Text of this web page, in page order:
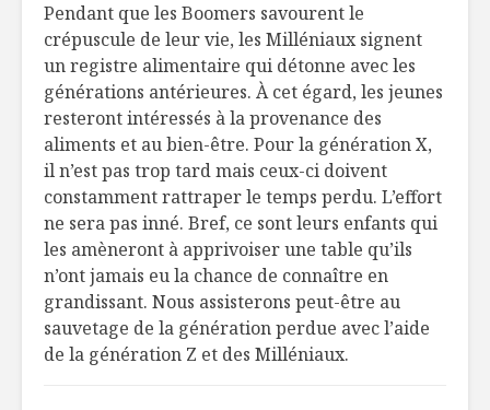
Pendant que les Boomers savourent le
crépuscule de leur vie, les Milléniaux signent
un registre alimentaire qui détonne avec les
générations antérieures. À cet égard, les jeunes
resteront intéressés à la provenance des
aliments et au bien-être. Pour la génération X,
il n’est pas trop tard mais ceux-ci doivent
constamment rattraper le temps perdu. L’effort
ne sera pas inné. Bref, ce sont leurs enfants qui
les amèneront à apprivoiser une table qu’ils
n’ont jamais eu la chance de connaître en
grandissant. Nous assisterons peut-être au
sauvetage de la génération perdue avec l’aide
de la génération Z et des Milléniaux.